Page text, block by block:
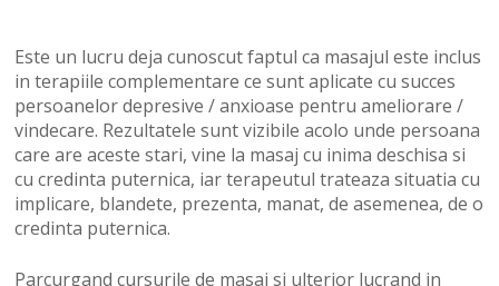
Este un lucru deja cunoscut faptul ca masajul este inclus
in terapiile complementare ce sunt aplicate cu succes
persoanelor depresive / anxioase pentru ameliorare /
vindecare. Rezultatele sunt vizibile acolo unde persoana
care are aceste stari, vine la masaj cu inima deschisa si
cu credinta puternica, iar terapeutul trateaza situatia cu
implicare, blandete, prezenta, manat, de asemenea, de o
credinta puternica.
Parcurgand cursurile de masaj si ulterior lucrand in